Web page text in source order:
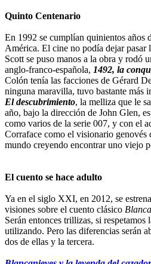
Quinto Centenario
En 1992 se cumplían quinientos años
América. El cine no podía dejar pasar
Scott se puso manos a la obra y rodó
anglo-franco-española, 1492, la
Colón tenía las facciones de Gérard
ninguna maravilla, tuvo bastante más
El descubrimiento, la melliza que le
año, bajo la dirección de John Glen,
como varios de la serie 007, y con el
Corraface como el visionario genovés
mundo creyendo encontrar uno viejo
El cuento se hace adulto
Ya en el siglo XXI, en 2012, se
visiones sobre el cuento clásico
Serán entonces trillizas, si respetamos
utilizando. Pero las diferencias serán
dos de ellas y la tercera.